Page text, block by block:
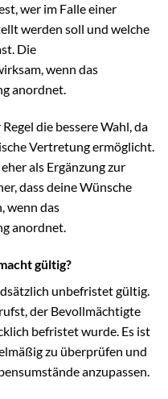
wer im Falle einer
werden soll und welche
Die
wenn das
anordnet.
die bessere Wahl, da
Vertretung ermöglicht.
als Ergänzung zur
dass deine Wünsche
wenn das
anordnet.
gültig?
unbefristet gültig.
der Bevollmächtigte
befristet wurde. Es ist
zu überprüfen und
anzupassen.